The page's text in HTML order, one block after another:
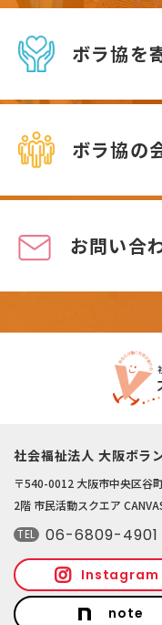
ボラ協を
ボラ協の
お問い合
社会福祉法人 大阪ボラ
〒540-0012 大阪市中央区谷
2階 市民活動スクエア
TEL 06-6809-4901
Instagram
note